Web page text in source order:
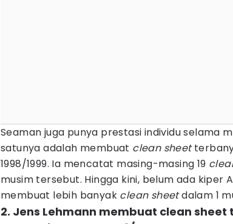
Seaman juga punya prestasi individu selama
satunya adalah membuat clean sheet
1998/1999. Ia mencatat masing-masing 19
musim tersebut. Hingga kini, belum ada kiper
membuat lebih banyak clean sheetdalam 1
2. Jens Lehmann membuat clean